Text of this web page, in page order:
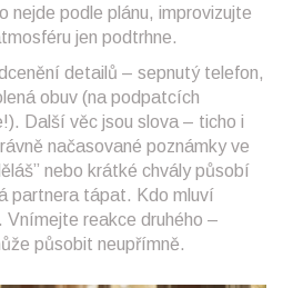
nejde podle plánu, improvizujte
jen podtrhne.
detailů – sepnutý telefon,
obuv (na podpatcích
Další věc jsou slova – ticho i
načasované poznámky ve
nebo krátké chvály působí
partnera tápat. Kdo mluví
reakce druhého –
působit neupřímně.